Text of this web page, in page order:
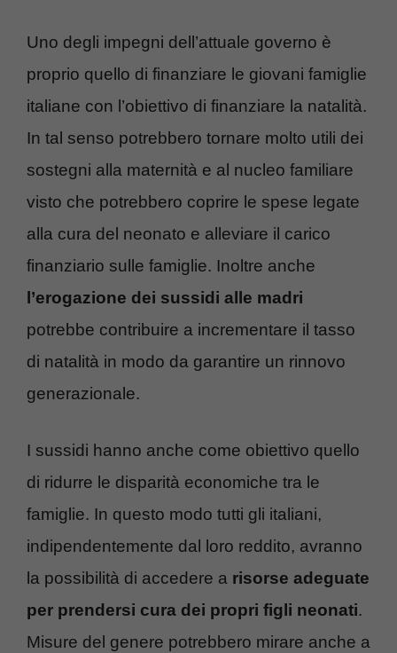
Uno degli impegni dell’attuale governo è
proprio quello di finanziare le giovani famiglie
italiane con l’obiettivo di finanziare la natalità.
In tal senso potrebbero tornare molto utili dei
sostegni alla maternità e al nucleo familiare
visto che potrebbero coprire le spese legate
alla cura del neonato e alleviare il carico
finanziario sulle famiglie. Inoltre anche
l’erogazione dei sussidi alle madri
potrebbe contribuire a incrementare il tasso
di natalità in modo da garantire un rinnovo
generazionale.
I sussidi hanno anche come obiettivo quello
di ridurre le disparità economiche tra le
famiglie. In questo modo tutti gli italiani,
indipendentemente dal loro reddito, avranno
la possibilità di accedere a risorse adeguate
per prendersi cura dei propri figli neonati.
Misure del genere potrebbero mirare anche a